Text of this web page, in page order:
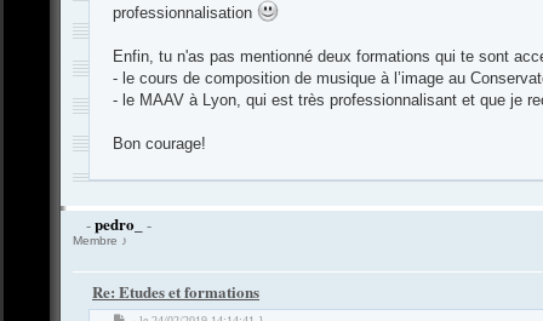
professionnalisation
Enfin, tu n'as pas mentionné deux formations qui te sont
- le cours de composition de musique à l’image au
- le MAAV à Lyon, qui est très professionnalisant et que je
Bon courage!
-pedro_ -
Membre ♪
Re: Etudes et formations